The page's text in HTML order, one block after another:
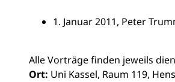
1. Januar 2011, Peter
Alle Vorträge finden jeweils
Ort: Uni Kassel, Raum 119,